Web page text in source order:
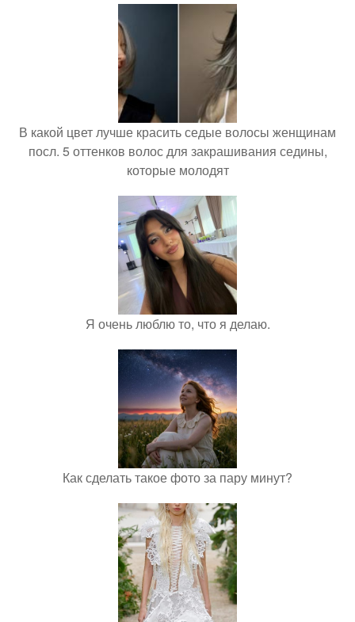
В какой цвет лучше красить седые волосы женщинам
посл. 5 оттенков волос для закрашивания седины,
которые молодят
Я очень люблю то, что я делаю.
Как сделать такое фото за пару минут?